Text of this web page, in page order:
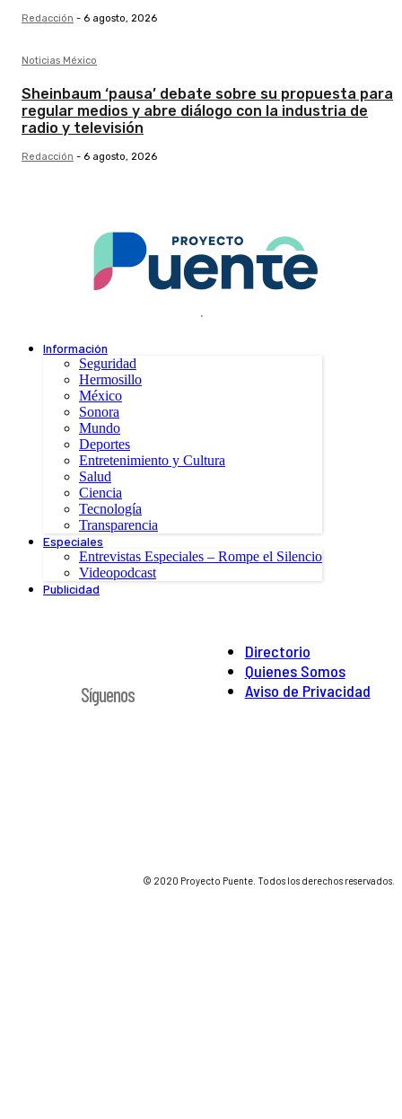
Redacción - 6 agosto, 2026
Noticias México
Sheinbaum ‘pausa’ debate sobre su propuesta para
regular medios y abre diálogo con la industria de
radio y televisión
Redacción - 6 agosto, 2026
.
Información
Seguridad
Hermosillo
México
Sonora
Mundo
Deportes
Entretenimiento y Cultura
Salud
Ciencia
Tecnología
Transparencia
Especiales
Entrevistas Especiales – Rompe el Silencio
Videopodcast
Publicidad
Directorio
Quienes Somos
Aviso de Privacidad
Síguenos
© 2020 Proyecto Puente. Todos los derechos reservados.